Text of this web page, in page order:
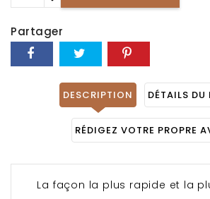
Partager
DESCRIPTION DÉTAILS DU
RÉDIGEZ VOTRE PROPRE
La façon la plus rapide et la